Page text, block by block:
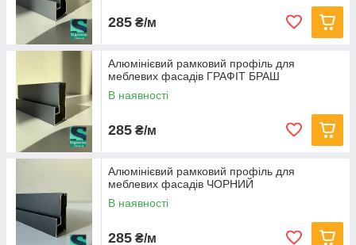
285 ₴/м
Алюмінієвий рамковий профіль для
меблевих фасадів ГРАФІТ БРАШ
В наявності
285 ₴/м
Алюмінієвий рамковий профіль для
меблевих фасадів ЧОРНИЙ
В наявності
285 ₴/м